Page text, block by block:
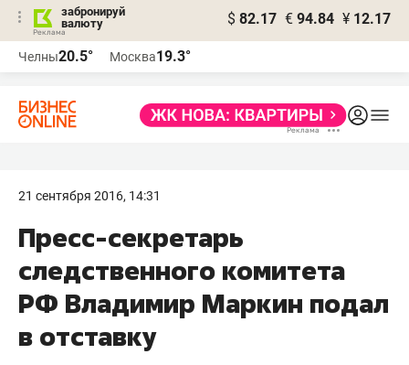
забронируй
валюту
$ 82.17 € 94.84 ¥ 12.17
Челны20.5° Москва19.3°
21 сентября 2016, 14:31
Пресс-секретарь
следственного комитета
РФ Владимир Маркин подал
в отставку